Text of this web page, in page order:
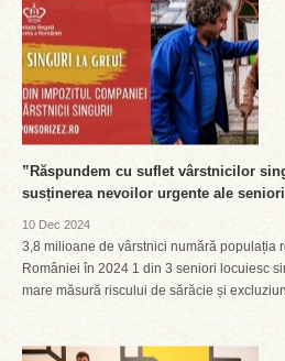
”Răspundem cu suflet vârstnicilor
susținerea nevoilor urgente ale
10 Dec 2024
3,8 milioane de vârstnici numără populația
României în 2024 1 din 3 seniori locuiesc
mare măsură riscului de sărăcie și